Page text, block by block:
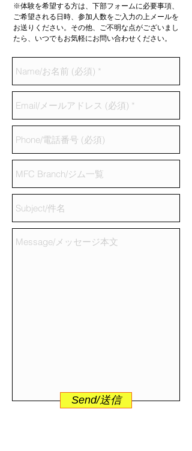
※体験を希望する方は、下部フォームに必要事項、
ご希望される日時、参加人数をご入力の上メールを
お送りください。その他、ご不明な点がございまし
たら、いつでもお気軽にお問い合わせください。
Send/送信